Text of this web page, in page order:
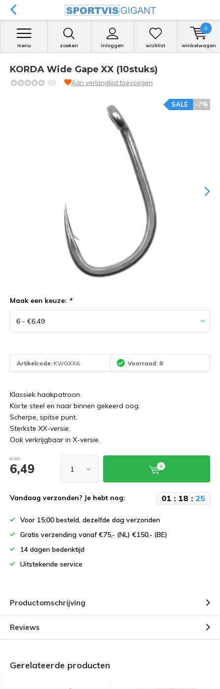
zoeken inloggen
menu wishlist winkelwagen
0
KORDA Wide Gape XX (10stuks)
(0) Aan verlanglijst toevoegen
-7%
SALE
Maak een keuze: *
Artikelcode: KWGXX6 Voorraad: 8
Klassiek haakpatroon.
Korte steel en naar binnen gekeerd oog.
Scherpe, spitse punt.
Sterkste XX-versie.
Ook verkrijgbaar in X-versie.
6,99
6,49
Vandaag verzonden? Je hebt nog: 01 : 18 : 25
Voor 15:00 besteld, dezelfde dag verzonden
Gratis verzending vanaf €75,- (NL) €150,- (BE)
14 dagen bedenktijd
Uitstekende service
Productomschrijving
Reviews
Gerelateerde producten